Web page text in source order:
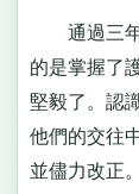
通過三年
的是掌握了
堅毅了。認
他們的交往
並儘力改正。